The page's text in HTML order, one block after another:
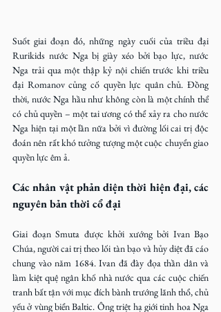
Suốt giai đoạn đó, những ngày cuối của triều đại
Rurikids nước Nga bị giày xéo bởi bạo lực, nước
Nga trải qua một thập kỷ nội chiến trước khi triều
đại Romanov củng cố quyền lực quân chủ. Đồng
thời, nước Nga hầu như không còn là một chính thể
có chủ quyền – một tai ương có thể xảy ra cho nước
Nga hiện tại một lần nữa bởi vì đường lối cai trị độc
đoán nên rất khó tưởng tượng một cuộc chuyển giao
quyền lực êm ả.
Các nhân vật phản diện thời hiện đại, các
nguyên bản thời cổ đại
Giai đoạn Smuta được khởi xướng bởi Ivan Bạo
Chúa, người cai trị theo lối tàn bạo và hủy diệt đã cáo
chung vào năm 1684. Ivan đã đày đọa thần dân và
làm kiệt quệ ngân khố nhà nước qua các cuộc chiến
tranh bất tận với mục đích bành trướng lãnh thổ, chủ
yếu ở vùng biển Baltic. Ông triệt hạ giới tinh hoa Nga